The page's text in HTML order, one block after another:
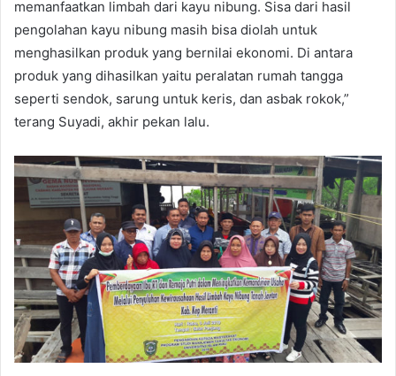
memanfaatkan limbah dari kayu nibung. Sisa dari hasil
pengolahan kayu nibung masih bisa diolah untuk
menghasilkan produk yang bernilai ekonomi. Di antara
produk yang dihasilkan yaitu peralatan rumah tangga
seperti sendok, sarung untuk keris, dan asbak rokok,”
terang Suyadi, akhir pekan lalu.